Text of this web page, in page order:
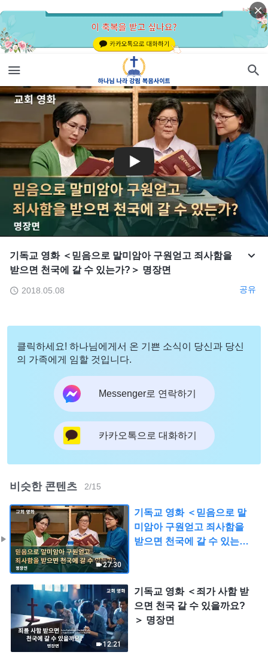
기독교 영화 ＜믿음으로 말미암아 구원얻고 죄사함을
받으면 천국에 갈 수 있는가?＞ 명장면
2018.05.08 공유
클릭하세요! 하나님에게서 온 기쁜 소식이 당신과 당신
의 가족에게 임할 것입니다.
Messenger로 연락하기
카카오톡으로 대화하기
비슷한 콘텐츠 2/15
27:30
기독교 영화 ＜믿음으로 말
미암아 구원얻고 죄사함을
받으면 천국에 갈 수 있는
12:21
기독교 영화 ＜죄가 사함 받
으면 천국 갈 수 있을까요?
＞ 명장면